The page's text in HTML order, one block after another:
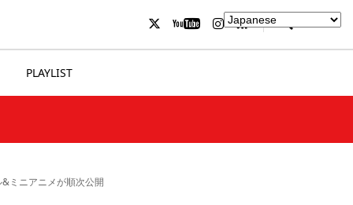
PLAYLIST
ミニアニメが順次公開